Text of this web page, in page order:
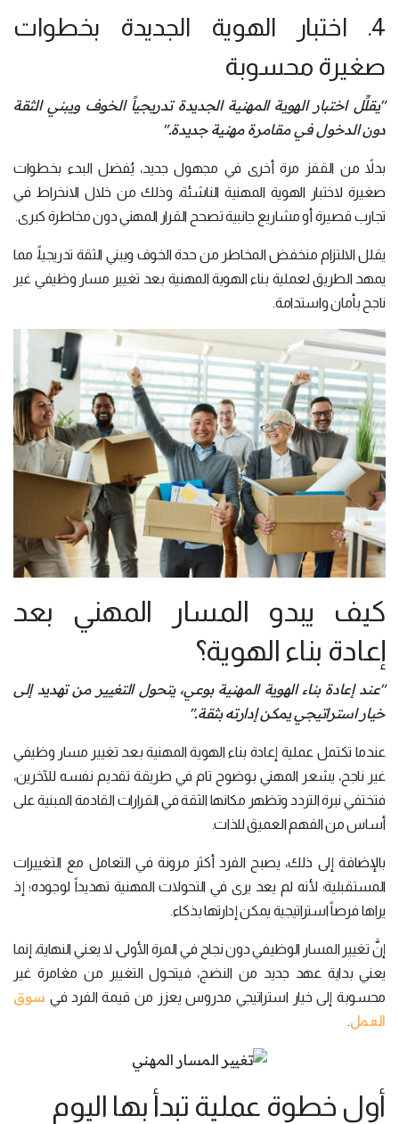
4. اختبار الهوية الجديدة بخطوات
صغيرة محسوبة
"يقلِّل اختبار الهوية المهنية الجديدة تدريجياً الخوف ويبني الثقة
دون الدخول في مقامرة مهنية جديدة."
بدلاً من القفز مرة أخرى في مجهول جديد، يُفضل البدء بخطوات
صغيرة لاختبار الهوية المهنية الناشئة، وذلك من خلال الانخراط في
تجارب قصيرة أو مشاريع جانبية تصحح القرار المهني دون مخاطرة كبرى.
يقلل الالتزام منخفض المخاطر من حدة الخوف ويبني الثقة تدريجياً، مما
يمهد الطريق لعملية بناء الهوية المهنية بعد تغيير مسار وظيفي غير
ناجح بأمان واستدامة.
كيف يبدو المسار المهني بعد
إعادة بناء الهوية؟
"عند إعادة بناء الهوية المهنية بوعي، يتحول التغيير من تهديد إلى
خيار استراتيجي يمكن إدارته بثقة."
عندما تكتمل عملية إعادة بناء الهوية المهنية بعد تغيير مسار وظيفي
غير ناجح، يشعر المهني بوضوح تام في طريقة تقديم نفسه للآخرين،
فتختفي نبرة التردد وتظهر مكانها الثقة في القرارات القادمة المبنية على
أساس من الفهم العميق للذات.
بالإضافة إلى ذلك، يصبح الفرد أكثر مرونة في التعامل مع التغييرات
المستقبلية؛ لأنه لم يعد يرى في التحولات المهنية تهديداً لوجوده؛ إذ
يراها فرصاً استراتيجية يمكن إدارتها بذكاء.
إنَّ تغيير المسار الوظيفي دون نجاح في المرة الأولى، لا يعني النهاية، إنما
يعني بداية عهد جديد من النضج، فيتحول التغيير من مغامرة غير
محسوبة إلى خيار استراتيجي مدروس يعزز من قيمة الفرد في سوق
العمل.
أول خطوة عملية تبدأ بها اليوم